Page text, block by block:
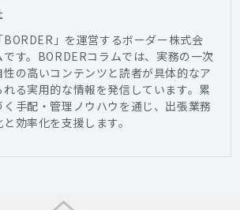
」を運営するボーダー株式会
す。BORDERコラムでは、実務の一次
の高いコンテンツと読者が具体的なア
る実用的な情報を発信しています。累
手配・管理ノウハウを通じ、出張業務
効率化を支援します。